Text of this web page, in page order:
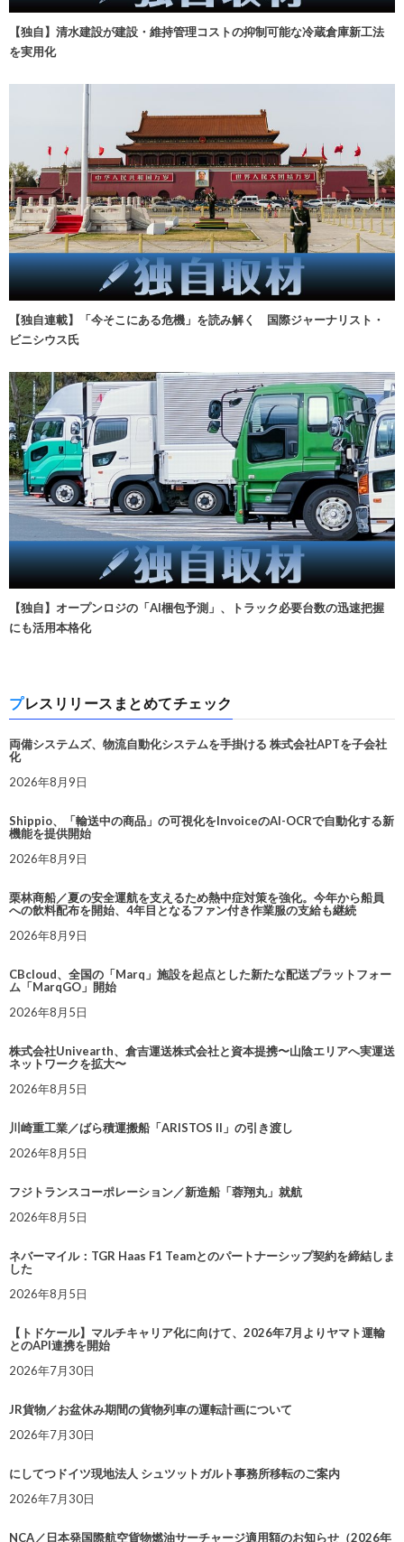
【独自】清水建設が建設・維持管理コストの抑制可能な冷蔵倉庫新工法
を実用化
【独自連載】「今そこにある危機」を読み解く 国際ジャーナリスト・
ビニシウス氏
【独自】オープンロジの「AI梱包予測」、トラック必要台数の迅速把握
にも活用本格化
プレスリリースまとめてチェック
両備システムズ、物流自動化システムを手掛ける 株式会社APTを子会社
化
2026年8月9日
Shippio、「輸送中の商品」の可視化をInvoiceのAI-OCRで自動化する新
機能を提供開始
2026年8月9日
栗林商船／夏の安全運航を支えるため熱中症対策を強化。今年から船員
への飲料配布を開始、4年目となるファン付き作業服の支給も継続
2026年8月9日
CBcloud、全国の「Marq」施設を起点とした新たな配送プラットフォー
ム「MarqGO」開始
2026年8月5日
株式会社Univearth、倉吉運送株式会社と資本提携〜山陰エリアへ実運送
ネットワークを拡大〜
2026年8月5日
川崎重工業／ばら積運搬船「ARISTOS II」の引き渡し
2026年8月5日
フジトランスコーポレーション／新造船「蓉翔丸」就航
2026年8月5日
ネバーマイル：TGR Haas F1 Teamとのパートナーシップ契約を締結しま
した
2026年8月5日
【トドケール】マルチキャリア化に向けて、2026年7月よりヤマト運輸
とのAPI連携を開始
2026年7月30日
JR貨物／お盆休み期間の貨物列車の運転計画について
2026年7月30日
にしてつドイツ現地法人 シュツットガルト事務所移転のご案内
2026年7月30日
NCA／日本発国際航空貨物燃油サーチャージ適用額のお知らせ（2026年